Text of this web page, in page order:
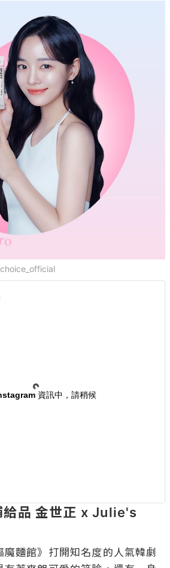
資訊中，請稍候
給品 金世正 x Julie's
麵館》打開知名度的人氣韓劇